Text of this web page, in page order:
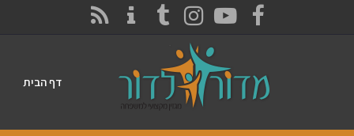
FACEBOOK
YOUTUBE
INSTAGRAM
TUMBLR
דף הבית